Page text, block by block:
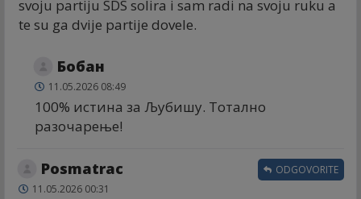
svoju partiju SDS solira i sam radi na svoju ruku a
te su ga dvije partije dovele.
Бобан
11.05.2026 08:49
100% истина за Љубишу. Тотално
разочарење!
Posmatrac
11.05.2026 00:31
ODGOVORITE